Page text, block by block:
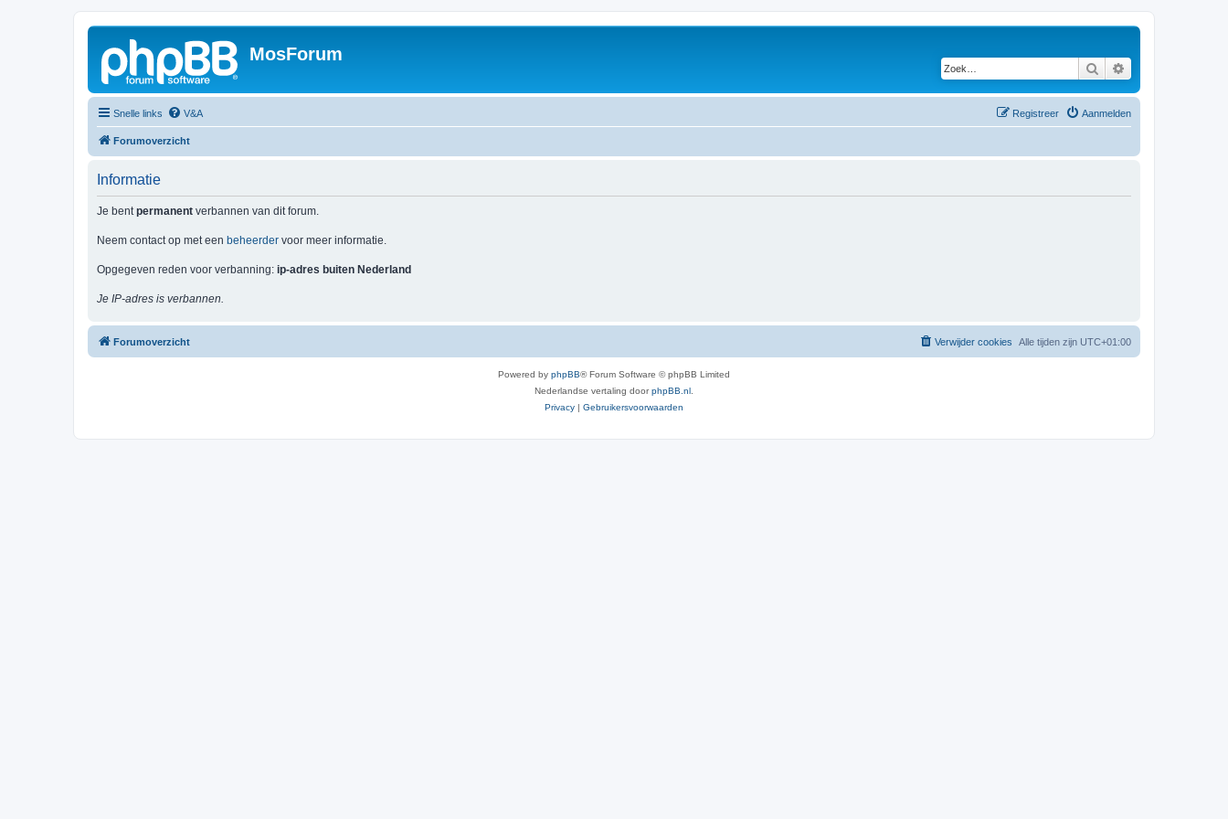
MosForum
Zoek
Snelle links V&A Aanmelden
Registreer
Forumoverzicht
Informatie
Je bentpermanent verbannen van dit forum.
Neem contact op met een beheerder voor meer informatie.
Opgegeven reden voor verbanning: ip-adres buiten Nederland
Je IP-adres is verbannen.
Forumoverzicht Alle tijden zijn UTC+01:00
Verwijder cookies
Powered by phpBB® Forum Software © phpBB Limited
Nederlandse vertaling doorphpBB.nl
Privacy | Gebruikersvoorwaarden